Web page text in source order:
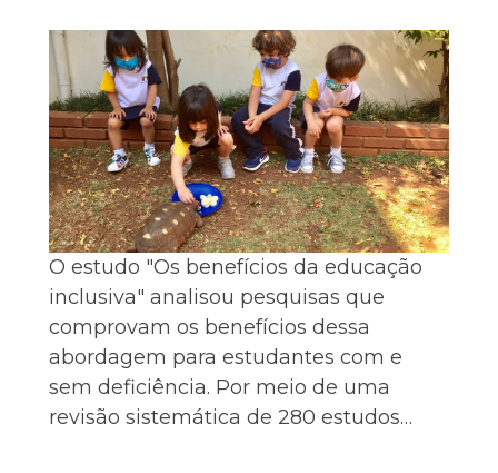
O estudo "Os benefícios da educação
inclusiva" analisou pesquisas que
comprovam os benefícios dessa
abordagem para estudantes com e
sem deficiência. Por meio de uma
revisão sistemática de 280 estudos…